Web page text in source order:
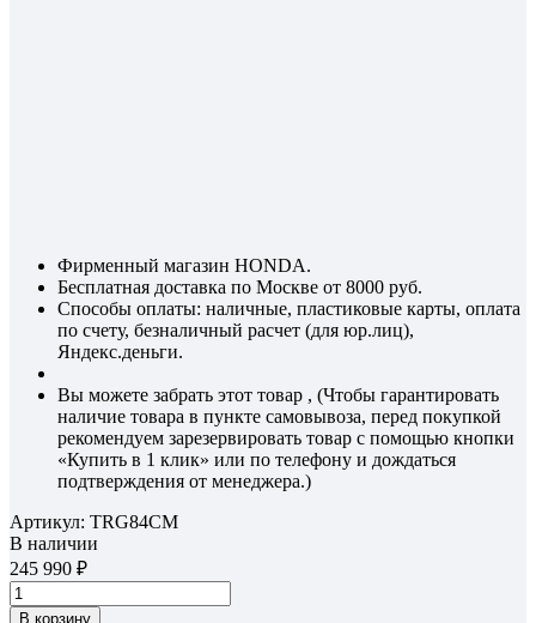
Фирменный магазин HONDA.
Бесплатная доставка по Москве от 8000 руб.
Способы оплаты: наличные, пластиковые карты, оплата
по счету, безналичный расчет (для юр.лиц),
Яндекс.деньги.
Вы можете забрать этот товар , (Чтобы гарантировать
наличие товара в пункте самовывоза, перед покупкой
рекомендуем зарезервировать товар с помощью кнопки
«Купить в 1 клик» или по телефону и дождаться
подтверждения от менеджера.)
Артикул: TRG84CM
В наличии
245 990
В корзину